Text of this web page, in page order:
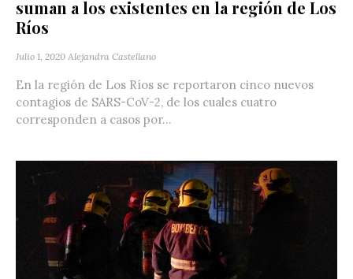
suman a los existentes en la región de Los
Ríos
Julio 1, 2020 Alejandra Castellano
En la región de Los Ríos se reportaron cinco nuevos
contagios de SARS-CoV-2, de los cuales cuatro
corresponden a casos por...